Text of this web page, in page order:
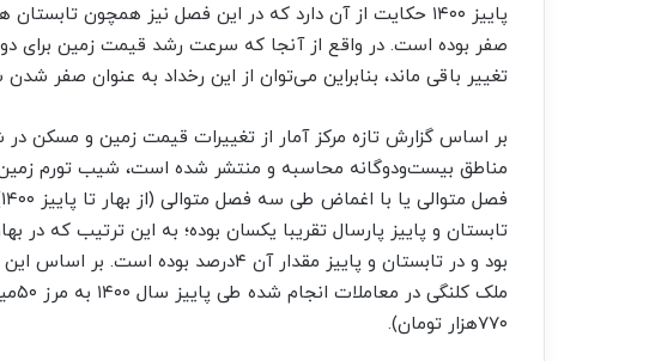
پاییز ۱۴۰۰ حکایت از آن دارد که در این فصل نیز همچون
تغییر باقی ماند، بنابراین می‌توان از این رخداد به عنوان صفر
بر اساس گزارش تازه مرکز آمار از تغییرات قیمت زمین و مسکن
مناطق بیست‌‌‌ودوگانه محاسبه و منتشر شده است، شیب تورم
بود و در تابستان و پاییز مقدار آن ۴‌درصد
۷۷۰‌هزار تومان).